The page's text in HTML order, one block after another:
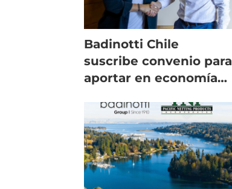
Badinotti Chile
suscribe convenio para
aportar en economía